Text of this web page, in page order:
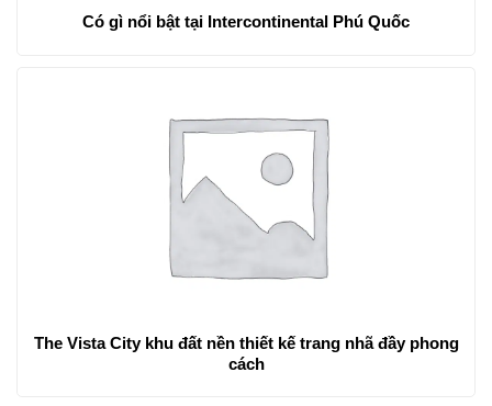
Có gì nổi bật tại Intercontinental Phú Quốc
The Vista City khu đất nền thiết kế trang nhã đầy phong
cách